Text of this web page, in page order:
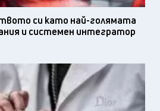
си като най-голямата
и системен интегратор